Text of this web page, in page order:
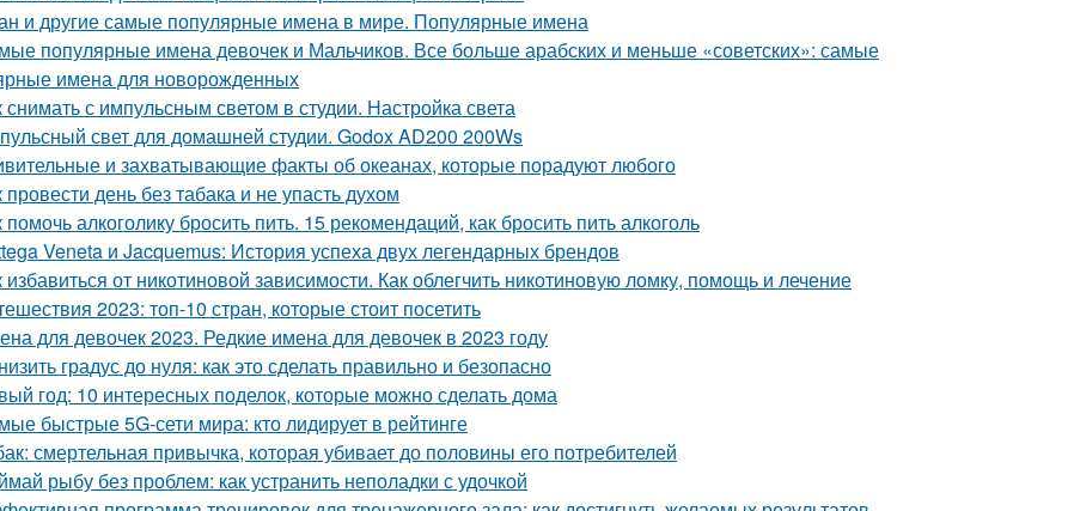
и другие самые популярные имена в мире. Популярные имена
популярные имена девочек и Мальчиков. Все больше арабских и меньше «советских»: самые
имена для новорожденных
снимать с импульсным светом в студии. Настройка света
свет для домашней студии. Godox AD200 200Ws
и захватывающие факты об океанах, которые порадуют любого
провести день без табака и не упасть духом
помочь алкоголику бросить пить. 15 рекомендаций, как бросить пить алкоголь
Veneta и Jacquemus: История успеха двух легендарных брендов
избавиться от никотиновой зависимости. Как облегчить никотиновую ломку, помощь и лечение
2023: топ-10 стран, которые стоит посетить
для девочек 2023. Редкие имена для девочек в 2023 году
градус до нуля: как это сделать правильно и безопасно
год: 10 интересных поделок, которые можно сделать дома
быстрые 5G-сети мира: кто лидирует в рейтинге
смертельная привычка, которая убивает до половины его потребителей
рыбу без проблем: как устранить неполадки с удочкой